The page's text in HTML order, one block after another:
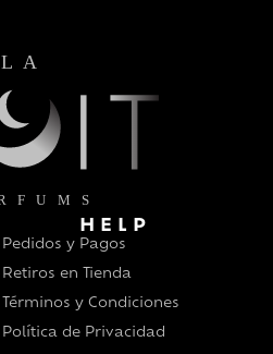
HELP
Pedidos y Pagos
Retiros en Tienda
Términos y Condiciones
Política de Privacidad